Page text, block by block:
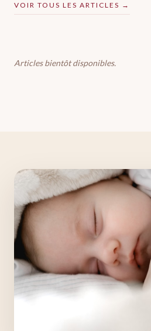
VOIR TOUS LES ARTICLES →
Articles bientôt disponibles.